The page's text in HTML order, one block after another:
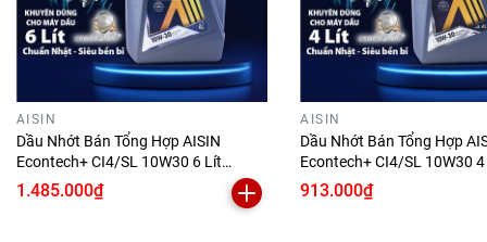
Giảm tình trạng nóng máy, khói đen, ì máy
Yên tâm sử dụng lâu dài với thương hiệu Nhật Bản uy tín
Không cần thay nhớt liên tục nhờ độ bền dầu cao
Phù hợp cho cả người am hiểu và người không rành kỹ
thuật – dễ sử dụng
AISIN
Dầu Nhớt Bán Tổng Hợp AISIN
Econtech+ CI4/SL 10W30 6 Lít
ECSI1036PB
1.485.000₫
AISIN
Dầu Nhớt Bán Tổng Hợp
Econtech+ CI4/SL 10W30
ECSI1034PB
913.000₫